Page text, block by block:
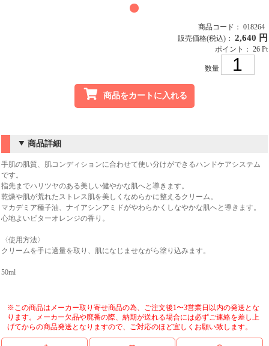
商品コード： 018264
販売価格(税込)： 2,640 円
ポイント： 26 Pt
数量
商品をカートに入れる
商品詳細
手肌の肌質、肌コンディションに合わせて使い分けができるハンドケアシステム
です。
指先までハリツヤのある美しい健やかな肌へと導きます。
乾燥や肌が荒れたストレス肌を美しくなめらかに整えるクリーム。
マカデミア種子油、ナイアシンアミドがやわらかくしなやかな肌へと導きます。
心地よいビターオレンジの香り。
〈使用方法〉
クリームを手に適量を取り、肌になじませながら塗り込みます。
50ml
※この商品はメーカー取り寄せ商品の為、ご注文後1〜3営業日以内の発送とな
ります。メーカー欠品や廃番の際、納期が送れる場合には必ずご連絡を差し上
げてからの商品発送となりますので、ご対応のほど宜しくお願い致します。